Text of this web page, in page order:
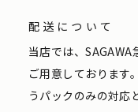
配送について
当店では、
ご用意しております
うパックのみの対応